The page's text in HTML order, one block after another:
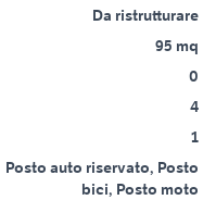
Da ristrutturare
95 mq
0
4
1
Posto auto riservato, Posto
bici, Posto moto